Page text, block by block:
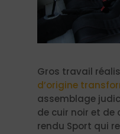
​Gros travail
d’origine
assemblage
de cuir noir et de
rendu Sport qui